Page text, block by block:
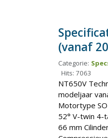
(vanaf
Categorie:
Hits: 7063
NT650V
modeljaar
Motortype
52° V-twin 4-
66 mm